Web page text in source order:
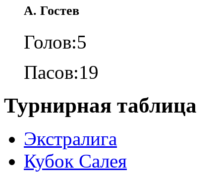
А. Гостев
Голов:5
Пасов:19
Турнирная таблица
Экстралига
Кубок Салея